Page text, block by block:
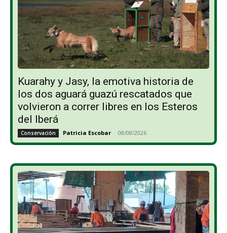
Kuarahy y Jasy, la emotiva historia de
los dos aguará guazú rescatados que
volvieron a correr libres en los Esteros
del Iberá
Conservación Patricia Escobar - 08/08/2026